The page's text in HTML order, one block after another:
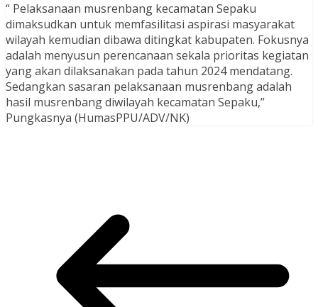
“ Pelaksanaan musrenbang kecamatan Sepaku
dimaksudkan untuk memfasilitasi aspirasi masyarakat
wilayah kemudian dibawa ditingkat kabupaten. Fokusnya
adalah menyusun perencanaan sekala prioritas kegiatan
yang akan dilaksanakan pada tahun 2024 mendatang.
Sedangkan sasaran pelaksanaan musrenbang adalah
hasil musrenbang diwilayah kecamatan Sepaku,”
Pungkasnya (HumasPPU/ADV/NK)